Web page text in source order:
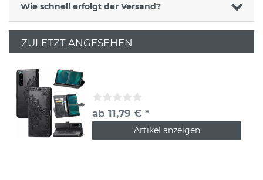
Wie schnell erfolgt der Versand?
ZULETZT ANGESEHEN
ab 11,79 € *
Artikel anzeigen